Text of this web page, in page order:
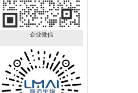
企业微信
LM80124ER
￥690.00
已有 90人购买